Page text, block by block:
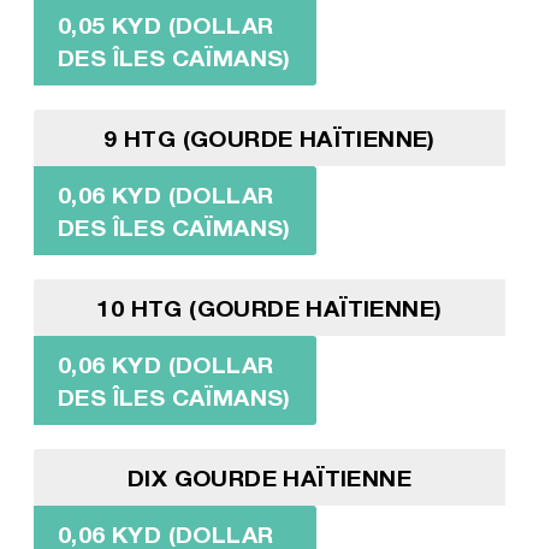
0,05 KYD (DOLLAR
DES ÎLES CAÏMANS)
9 HTG (GOURDE HAÏTIENNE)
0,06 KYD (DOLLAR
DES ÎLES CAÏMANS)
10 HTG (GOURDE HAÏTIENNE)
0,06 KYD (DOLLAR
DES ÎLES CAÏMANS)
DIX GOURDE HAÏTIENNE
0,06 KYD (DOLLAR